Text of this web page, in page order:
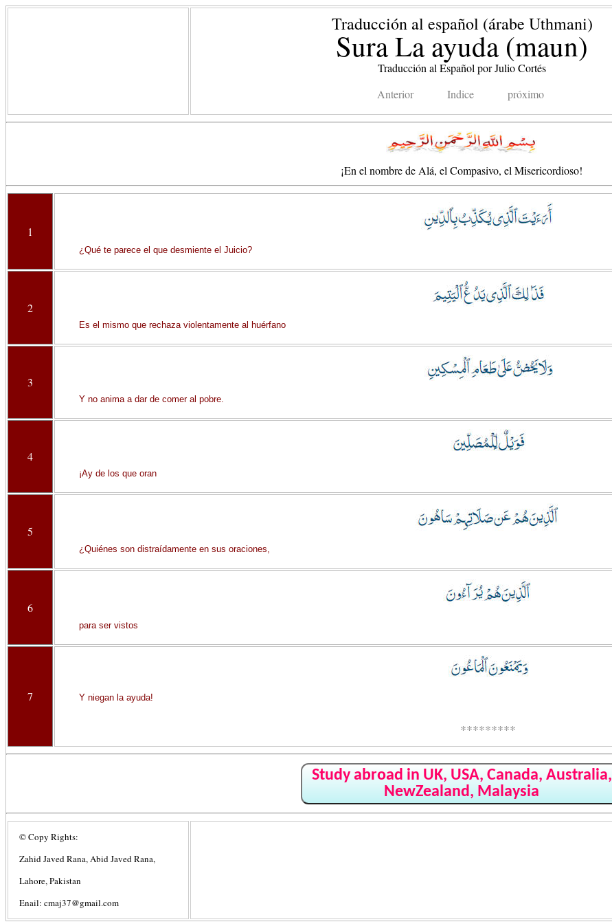
Traducción al español (árabe Uthmani)
Sura La ayuda (maun)
Traducción al Español por Julio Cortés
Anterior
Indice próximo
¡En el nombre de Alá, el Compasivo, el Misericordioso!
1
¿Qué te parece el que desmiente el Juicio?
2
Es el mismo que rechaza violentamente al huérfano
3
Y no anima a dar de comer al pobre.
4
¡Ay de los que oran
5
¿Quiénes son distraídamente en sus oraciones,
6
para ser vistos
7 Y niegan la ayuda!
*********
Study abroad in UK, USA, Canada, Australia,
NewZealand, Malaysia
© Copy Rights:
Zahid Javed Rana, Abid Javed Rana,
Lahore, Pakistan
Enail: cmaj37@gmail.com